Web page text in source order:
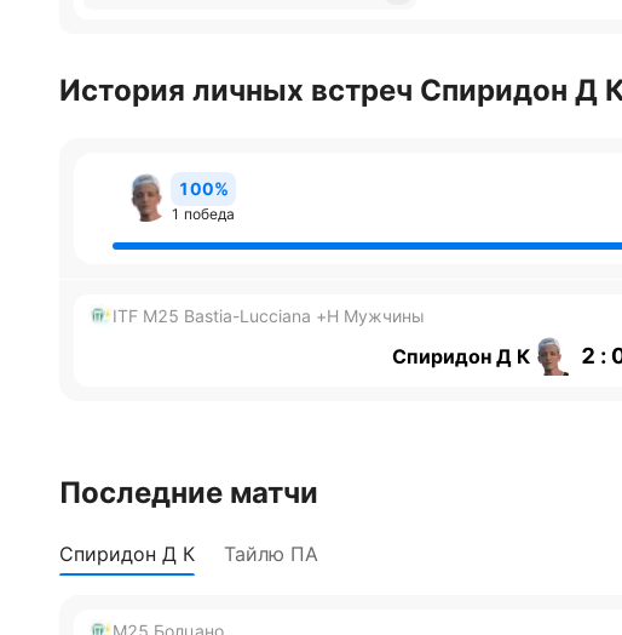
История личных встреч Спиридон Д
100%
1 победа
ITF M25 Bastia-Lucciana +H Мужчины
Спиридон Д К 2 :
Последние матчи
Спиридон Д К Тайлю ПА
M25 Болцано